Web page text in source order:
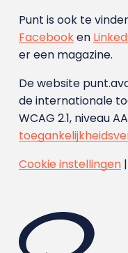
Punt is ook te
Facebooken
er een magazine.
De website
de internationale
WCAG 2.1, niveau
Cookie instellingen|